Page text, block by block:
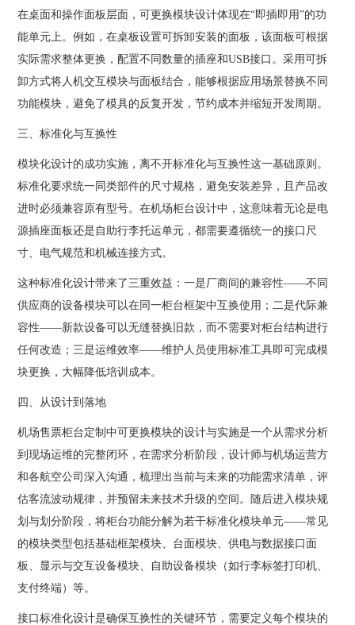
在桌面和操作面板层面，可更换模块设计体现在“即插即用”的功
能单元上。例如，在桌板设置可拆卸安装的面板，该面板可根据
实际需求整体更换，配置不同数量的插座和USB接口。采用可拆
卸方式将人机交互模块与面板结合，能够根据应用场景替换不同
功能模块，避免了模具的反复开发，节约成本并缩短开发周期。
三、标准化与互换性
模块化设计的成功实施，离不开标准化与互换性这一基础原则。
标准化要求统一同类部件的尺寸规格，避免安装差异，且产品改
进时必须兼容原有型号。在机场柜台设计中，这意味着无论是电
源插座面板还是自助行李托运单元，都需要遵循统一的接口尺
寸、电气规范和机械连接方式。
这种标准化设计带来了三重效益：一是厂商间的兼容性——不同
供应商的设备模块可以在同一柜台框架中互换使用；二是代际兼
容性——新款设备可以无缝替换旧款，而不需要对柜台结构进行
任何改造；三是运维效率——维护人员使用标准工具即可完成模
块更换，大幅降低培训成本。
四、从设计到落地
机场售票柜台定制中可更换模块的设计与实施是一个从需求分析
到现场运维的完整闭环，在需求分析阶段，设计师与机场运营方
和各航空公司深入沟通，梳理出当前与未来的功能需求清单，评
估客流波动规律，并预留未来技术升级的空间。随后进入模块规
划与划分阶段，将柜台功能分解为若干标准化模块单元——常见
的模块类型包括基础框架模块、台面模块、供电与数据接口面
板、显示与交互设备模块、自助设备模块（如行李标签打印机、
支付终端）等。
接口标准化设计是确保互换性的关键环节，需要定义每个模块的